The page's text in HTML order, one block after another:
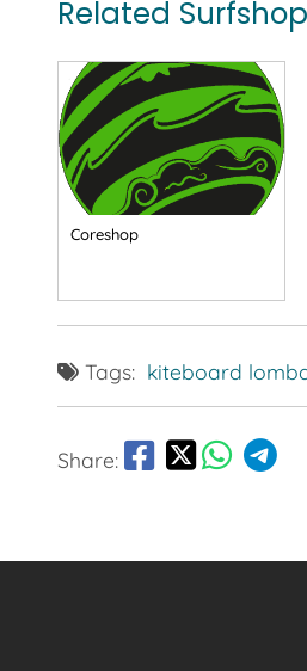
Related Surfshop
Coreshop
Tags: kiteboard
Share: